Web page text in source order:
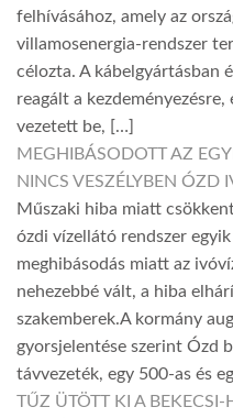
felhívásához, amely az
villamosenergia-rendszer
célozta. A kábelgyártásban
reagált a
vezetett be, […]
MEGHIBÁSODOTT AZ
NINCS VESZÉLYBEN ÓZD
Műszaki hiba miatt
ózdi vízellátó rendszer
meghibásodás miatt az
nehezebbé vált, a hiba
szakemberek.A kormány
gyorsjelentése szerint Ózd
távvezeték, egy 500-as és
TŰZ ÜTÖTT KI A BEKECSI-